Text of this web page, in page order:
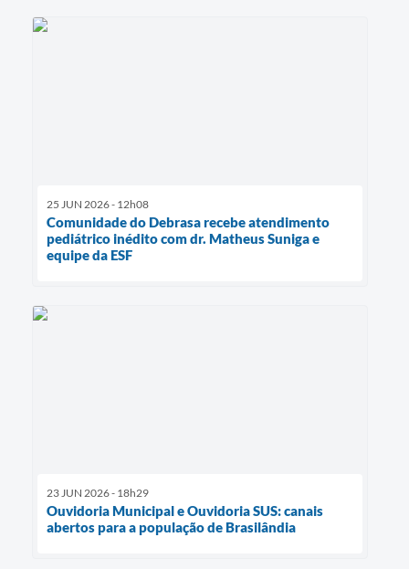
25 JUN 2026 - 12h08
Comunidade do Debrasa recebe atendimento
pediátrico inédito com dr. Matheus Suniga e
equipe da ESF
23 JUN 2026 - 18h29
Ouvidoria Municipal e Ouvidoria SUS: canais
abertos para a população de Brasilândia